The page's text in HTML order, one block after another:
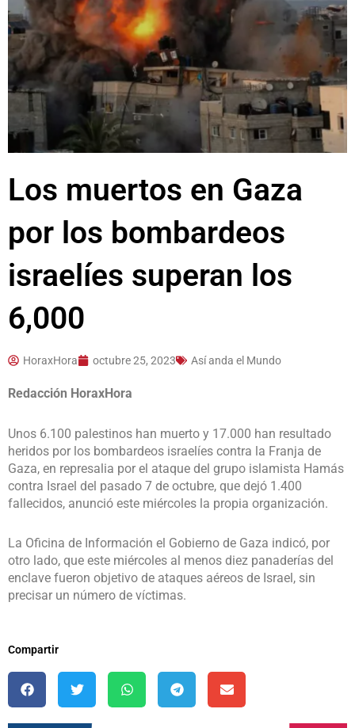
Los muertos en Gaza
por los bombardeos
israelíes superan los
6,000
HoraxHora octubre 25, 2023 Así anda el Mundo
Redacción HoraxHora
Unos 6.100 palestinos han muerto y 17.000 han resultado
heridos por los bombardeos israelíes contra la Franja de
Gaza, en represalia por el ataque del grupo islamista Hamás
contra Israel del pasado 7 de octubre, que dejó 1.400
fallecidos, anunció este miércoles la propia organización.
La Oficina de Información el Gobierno de Gaza indicó, por
otro lado, que este miércoles al menos diez panaderías del
enclave fueron objetivo de ataques aéreos de Israel, sin
precisar un número de víctimas.
Compartir